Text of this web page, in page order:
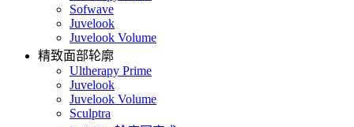
Sofwave
Juvelook
Juvelook Volume
精致面部轮廓
Ultherapy Prime
Juvelook
Juvelook Volume
Sculptra